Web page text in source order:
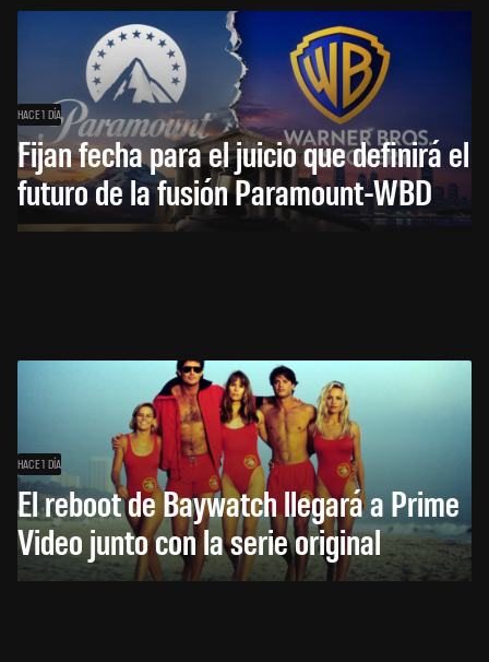
HACE 1 DÍA
Fijan fecha para el juicio que definirá el
futuro de la fusión Paramount-WBD
HACE 1 DÍA
El reboot de Baywatch llegará a Prime
Video junto con la serie original